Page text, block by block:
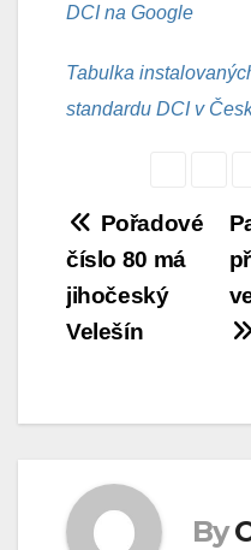
DCI na Google
Tabulka
standardu DCI v
Navigace
pro
příspěvek
Pořadové
číslo 80 má
jihočeský
Velešín
By